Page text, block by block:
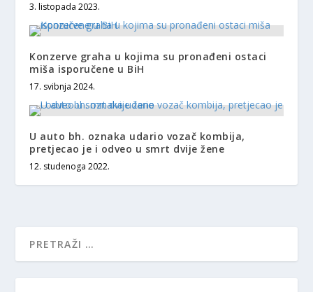
3. listopada 2023.
Konzerve graha u kojima su pronađeni ostaci
miša isporučene u BiH
17. svibnja 2024.
U auto bh. oznaka udario vozač kombija,
pretjecao je i odveo u smrt dvije žene
12. studenoga 2022.